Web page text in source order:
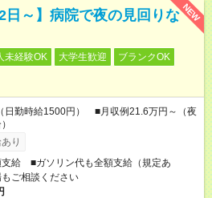
NEW
日～】病院で夜の見回りな
未経験OK 大学生歓迎
ブランクOK
日勤時給1500円） ■月収例21.6万円～（夜
り
支給 ■ガソリン代も全額支給（規定あ
ご相談ください